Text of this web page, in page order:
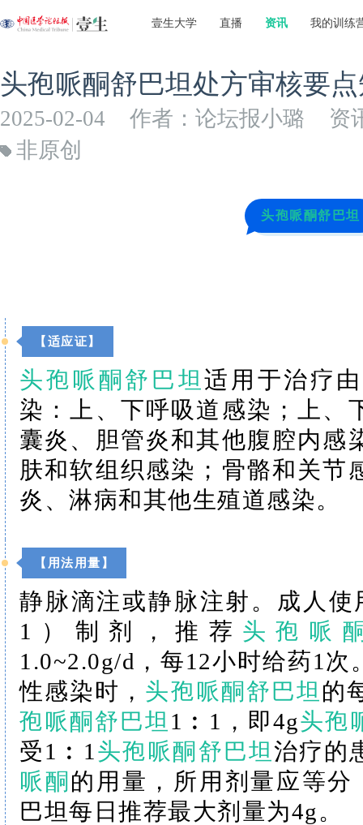
壹生大学 直播 资讯 我的训练
头孢哌酮舒巴坦处方审核要
2025-02-04 作者：论坛报小璐
资
非原创
头孢哌酮舒巴坦
【适应证】
头孢哌酮舒巴坦适用于治疗
染：上、下呼吸道感染；上、
囊炎、胆管炎和其他腹腔内感
肤和软组织感染；骨骼和关节
炎、淋病和其他生殖道感染。
【用法用量】
静脉滴注或静脉注射。成人使
1）制剂，推荐 头孢哌
1.0~2.0g/d，每12小时给药1
性感染时， 头孢哌酮舒巴坦 的
孢哌酮舒巴坦 1︰1，即4g头孢
受1︰1 头孢哌酮舒巴坦治疗的
哌酮 的用量，所用剂量应等
巴坦每日推荐最大剂量为4g。